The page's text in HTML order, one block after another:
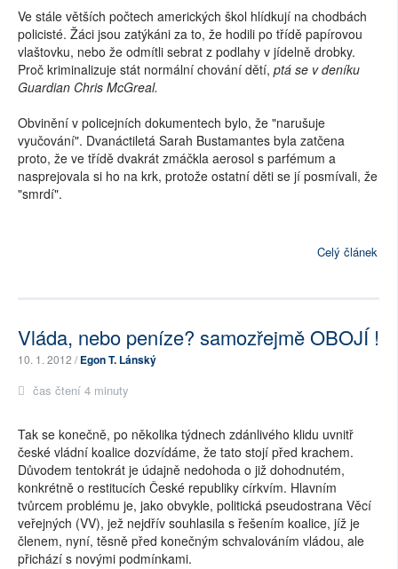
Ve stále větších počtech amerických škol hlídkují na chodbách
policisté. Žáci jsou zatýkáni za to, že hodili po třídě papírovou
vlaštovku, nebo že odmítli sebrat z podlahy v jídelně drobky.
Proč kriminalizuje stát normální chování dětí, ptá se v deníku
Guardian Chris McGreal.
Obvinění v policejních dokumentech bylo, že "narušuje
vyučování". Dvanáctiletá Sarah Bustamantes byla zatčena
proto, že ve třídě dvakrát zmáčkla aerosol s parfémum a
nasprejovala si ho na krk, protože ostatní děti se jí posmívali, že
"smrdí".
Celý článek
Vláda, nebo peníze? samozřejmě OBOJÍ !
10. 1. 2012 /Egon T. Lánský
čas čtení 4 minuty
Tak se konečně, po několika týdnech zdánlivého klidu uvnitř
české vládní koalice dozvídáme, že tato stojí před krachem.
Důvodem tentokrát je údajně nedohoda o již dohodnutém,
konkrétně o restitucích České republiky církvím. Hlavním
tvůrcem problému je, jako obvykle, politická pseudostrana Věcí
veřejných (VV), jež nejdřív souhlasila s řešením koalice, jíž je
členem, nyní, těsně před konečným schvalováním vládou, ale
přichází s novými podmínkami.